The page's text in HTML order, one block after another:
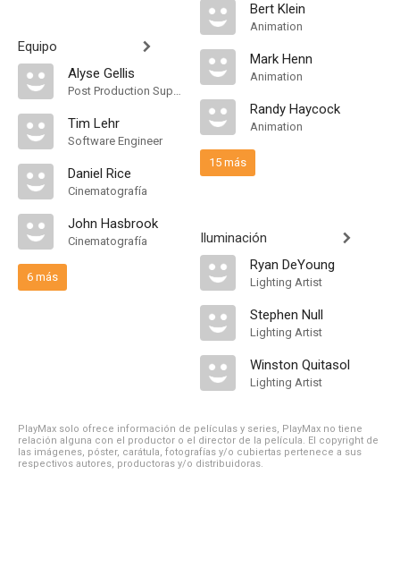
Equipo
Alyse Gellis
Post Production Supervisor
Tim Lehr
Software Engineer
Daniel Rice
Cinematografía
John Hasbrook
Cinematografía
6 más
Bert Klein
Animation
Mark Henn
Animation
Randy Haycock
Animation
15 más
Iluminación
Ryan DeYoung
Lighting Artist
Stephen Null
Lighting Artist
Winston Quitasol
Lighting Artist
PlayMax solo ofrece información de películas y series, PlayMax no tiene
relación alguna con el productor o el director de la película. El copyright de
las imágenes, póster, carátula, fotografías y/o cubiertas pertenece a sus
respectivos autores, productoras y/o distribuidoras.